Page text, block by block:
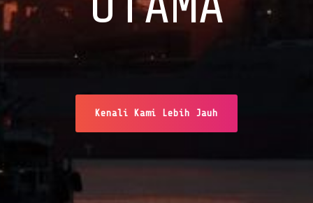
Kenali Kami Lebih Jauh